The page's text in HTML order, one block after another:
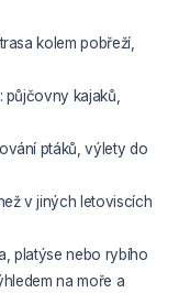
kolem pobřeží,
kajaků,
ptáků, výlety do
v jiných letoviscích
platýse nebo rybího
na moře a